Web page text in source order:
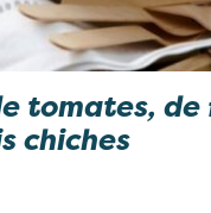
tomates, de
chiches